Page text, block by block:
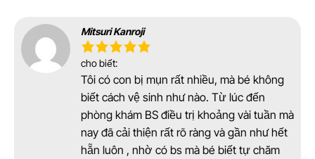
Mitsuri Kanroji
cho biết:
Tôi có con bị mụn rất nhiều, mà bé không
biết cách vệ sinh như nào. Từ lúc đến
phòng khám BS điều trị khoảng vài tuần mà
nay đã cải thiện rất rõ ràng và gần như hết
hẵn luôn , nhờ có bs mà bé biết tự chăm